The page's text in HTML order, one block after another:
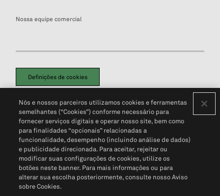
Nossa equipe comercial
Definições de cookies
Política de PrivacidadePortal de privacidade do cliente (em inglês)
Não Venda Minhas Informações Pessoais© 2026 S&P Global
Nós e nossos parceiros utilizamos cookies e ferramentas
semelhantes (“Cookies”) conforme necessário para
fornecer serviços digitais e operar nosso site, bem como
para finalidades “opcionais” relacionadas a
funcionalidade, desempenho (incluindo análise de dados)
e publicidade direcionada. Para aceitar, rejeitar ou
modificar suas configurações de cookies, utilize os
botões neste banner. Para mais informações ou para
alterar sua escolha posteriormente, consulte nosso Aviso
sobre Cookies.